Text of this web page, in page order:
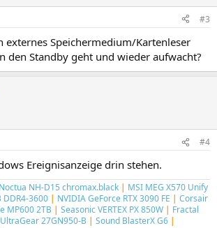
#3
externes Speichermedium/Kartenleser
den Standby geht und wieder aufwacht?
#4
Ereignisanzeige drin stehen.
Noctua NH-D15 chromax.black | MSI MEG X570 Unify
DDR4-3600 | NVIDIA GeForce RTX 3090 FE | Corsair
MP600 2TB | Seasonic VERTEX PX 850W | Fractal
27GN950-B | Sound BlasterX G6 |